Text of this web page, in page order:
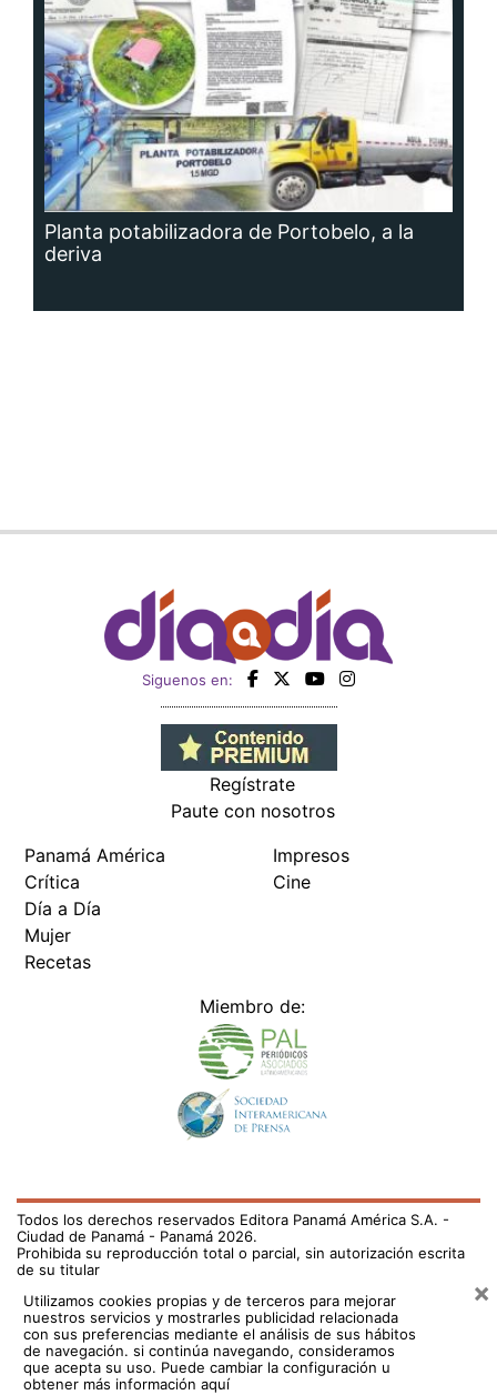
Planta potabilizadora de Portobelo, a la
deriva
Siguenos en:
Regístrate
Paute con nosotros
Panamá América
Crítica
Día a Día
Mujer
Recetas
Impresos
Cine
Miembro de:
Todos los derechos reservados Editora Panamá América S.A. -
Ciudad de Panamá - Panamá 2026.
Prohibida su reproducción total o parcial, sin autorización escrita
de su titular
Utilizamos cookies propias y de terceros para mejorar
nuestros servicios y mostrarles publicidad relacionada
con sus preferencias mediante el análisis de sus hábitos
de navegación. si continúa navegando, consideramos
que acepta su uso. Puede cambiar la configuración u
obtener más información aquí
×